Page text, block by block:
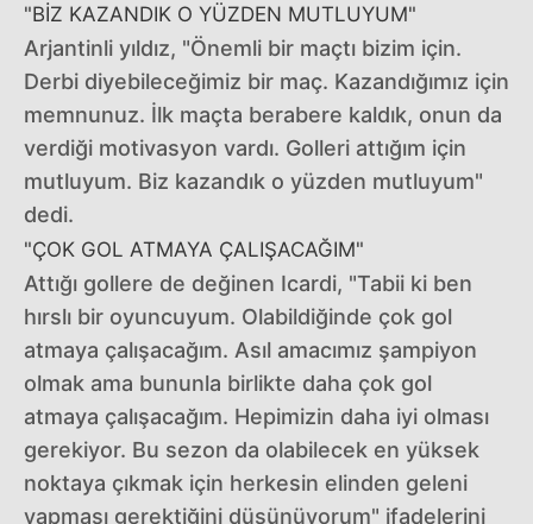
"BİZ KAZANDIK O YÜZDEN MUTLUYUM"
Arjantinli yıldız, "Önemli bir maçtı bizim için.
Derbi diyebileceğimiz bir maç. Kazandığımız için
memnunuz. İlk maçta berabere kaldık, onun da
verdiği motivasyon vardı. Golleri attığım için
mutluyum. Biz kazandık o yüzden mutluyum"
dedi.
"ÇOK GOL ATMAYA ÇALIŞACAĞIM"
Attığı gollere de değinen Icardi, "Tabii ki ben
hırslı bir oyuncuyum. Olabildiğinde çok gol
atmaya çalışacağım. Asıl amacımız şampiyon
olmak ama bununla birlikte daha çok gol
atmaya çalışacağım. Hepimizin daha iyi olması
gerekiyor. Bu sezon da olabilecek en yüksek
noktaya çıkmak için herkesin elinden geleni
yapması gerektiğini düşünüyorum" ifadelerini